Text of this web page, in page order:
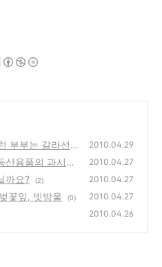
부부는 갈라선
2010.04.29
산용품의 과시욕
2010.04.27
까요? (2) 2010.04.27
꽃잎, 빗방울 (0) 2010.04.27
2010.04.26